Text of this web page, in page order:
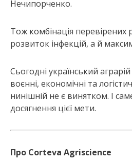
Нечипорченко.
Тож комбінація
розвиток інфекцій, а й
Сьогодні український
воєнні, економічні та
нинішній не є винятком. І
досягнення цієї мети.
Про Corteva Agriscience